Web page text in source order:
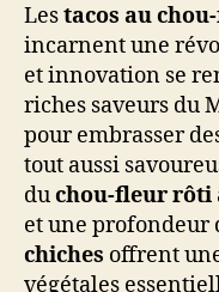
Lestacos au
incarnent une
et innovation se
riches saveurs du
pour embrasser
tout aussi
duchou-fleur rôti
et une profondeur
chiches offrent
végétales